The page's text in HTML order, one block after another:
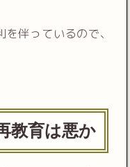
伴っているので、
教育は悪か